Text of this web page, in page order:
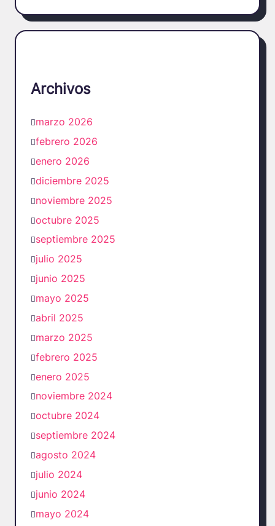
Archivos
marzo 2026
febrero 2026
enero 2026
diciembre 2025
noviembre 2025
octubre 2025
septiembre 2025
julio 2025
junio 2025
mayo 2025
abril 2025
marzo 2025
febrero 2025
enero 2025
noviembre 2024
octubre 2024
septiembre 2024
agosto 2024
julio 2024
junio 2024
mayo 2024